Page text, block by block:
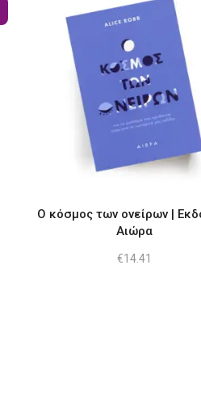
Ο κόσμος των ονείρων |
Αιώρα
€14.41